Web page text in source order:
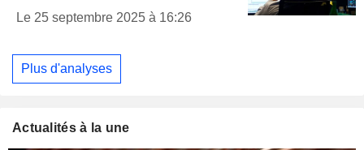
Le 25 septembre 2025 à 16:26
Plus d'analyses
Actualités à la une